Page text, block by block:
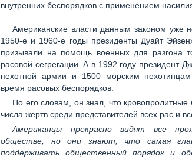
внутренних беспорядков с применением
Американские власти данным законом уже
1950-е и 1960-е годы президенты Дуайт
призывали на помощь военных для разгона
расовой сегрегации. А в 1992 году
пехотной армии и 1500 морским
время расовых беспорядков.
По его словам, он знал, что
числа жертв среди представителей всех рас и
Американцы прекрасно видят все
обществе, но они знают, что самая
поддерживать общественный порядок и